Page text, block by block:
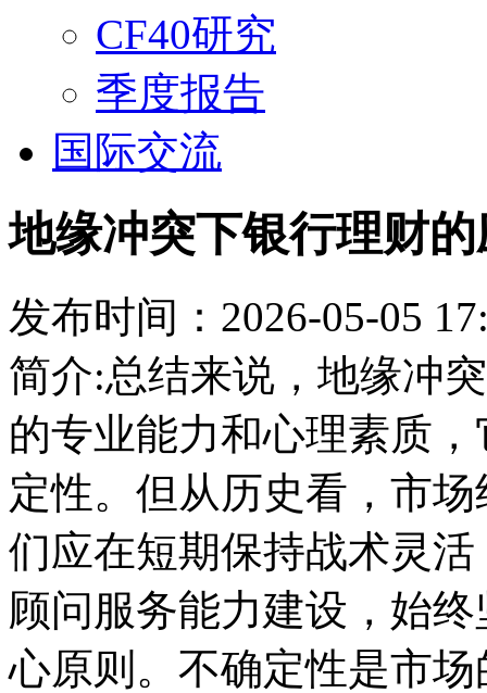
CF40研究
季度报告
国际交流
地缘冲突下银行理财
发布时间：2026-05-05
简介:总结来说，地缘冲
的专业能力和心理素质
定性。但从历史看，市
们应在短期保持战术灵
顾问服务能力建设，始
心原则。不确定性是市